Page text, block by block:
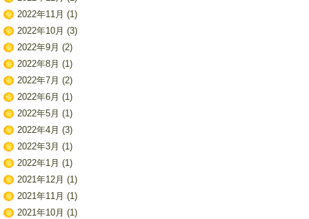
2022年11月 (1)
2022年10月 (3)
2022年9月 (2)
2022年8月 (1)
2022年7月 (2)
2022年6月 (1)
2022年5月 (1)
2022年4月 (3)
2022年3月 (1)
2022年1月 (1)
2021年12月 (1)
2021年11月 (1)
2021年10月 (1)